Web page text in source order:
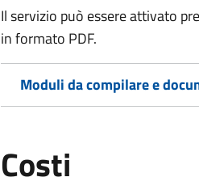
Il servizio può essere attivato
in formato PDF.
Moduli da compilare e
Costi